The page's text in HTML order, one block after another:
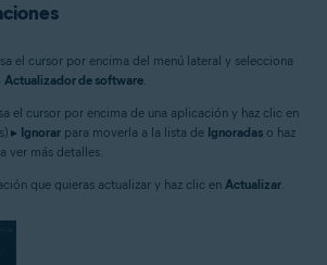
el cursor por encima del menú lateral y selecciona
Actualizador de software.
el cursor por encima de una aplicación y haz clic en
▸ Ignorarpara moverla a la lista de Ignoradaso haz
ver más detalles.
que quieras actualizar y haz clic en Actualizar.